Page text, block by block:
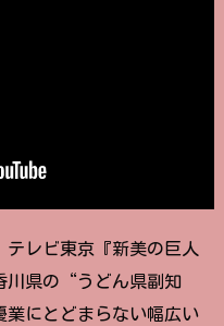
レビ東京『新美の巨人
川県の“うどん県副知
にとどまらない幅広い